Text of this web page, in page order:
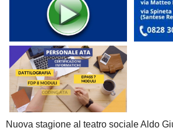
Nuova stagione al teatro sociale Aldo